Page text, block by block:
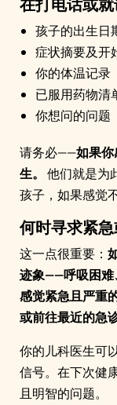
在打电话或就
孩子的出生日
症状摘要及开
你的体温记录
已服用药物清
你想问的问题
请务必——如果
生。 他们就是为
孩子，如果感觉
何时寻求紧
这一点很重要：
迹象——呼吸困难
感觉紧急且严重
或前往最近的急
你的儿科医生可
信号。在下次健
且明智的问题。